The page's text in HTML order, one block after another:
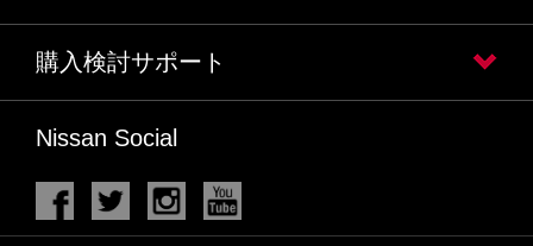
購入検討サポート
Nissan Social